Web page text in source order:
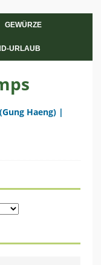
GEWÜRZE
URLAUB
Haeng) |